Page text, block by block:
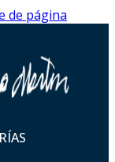
de página